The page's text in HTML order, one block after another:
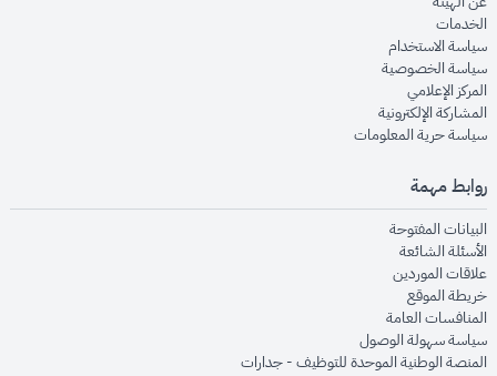
الخدماتopens in new window
سياسة الاستخدام
سياسة الخصوصيةopens in new window
المركز الإعلاميopens in new window
المشاركة الإلكترونيةopens in new window
سياسة حرية المعلوماتopens in new window
روابط مهمة
البيانات المفتوحةopens in new window
الأسئلة الشائعةopens in new window
علاقات الموردينopens in new window
خريطة الموقعopens in new window
المنافسات العامةopens in new window
سياسة سهولة الوصولopens in new window
المنصة الوطنية الموحدة للتوظيف - جداراتopens in new window